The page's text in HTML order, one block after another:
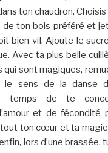
ton chaudron.
ton bois préféré et
bien vif. Ajoute le
Avec ta plus belle
qui sont magiques,
le sens de la danse
temps de te
et de fécondité
ton cœur et ta
lors d’une brassée,